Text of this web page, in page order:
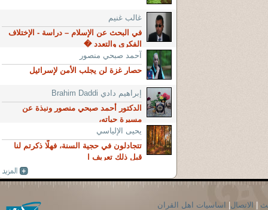
غالب غنيم
في البحث عن الإسلام – دراسة - الإختلاف
الفكري والتعدد �
آحمد صبحي منصور
حصار غزة لن يجلب الأمن لإسرائيل
إبراهيم دادي Brahim Daddi
الدكتور أحمد صبحي منصور ونبذة عن
مسيرة حياته،
يحيى الإلياسي
تتجادلون في حجية السنة، فهلّا ذكرتم لنا
قبل ذلك تعريف ا
الاتصال اساسيات اهل القران